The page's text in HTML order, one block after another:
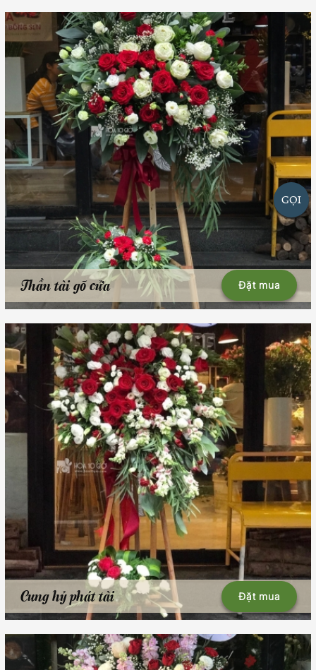
Thần tài gõ cửa Đặt mua
Cung hỷ phát tài Đặt mua
GỌI